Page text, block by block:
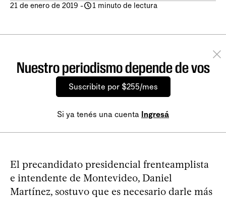
21 de enero de 2019 - 1 minuto de lectura
Nuestro periodismo depende de vos
Suscribite por $255/mes
Si ya tenés una cuenta Ingresá
El precandidato presidencial frenteamplista
e intendente de Montevideo, Daniel
Martínez, sostuvo que es necesario darle más